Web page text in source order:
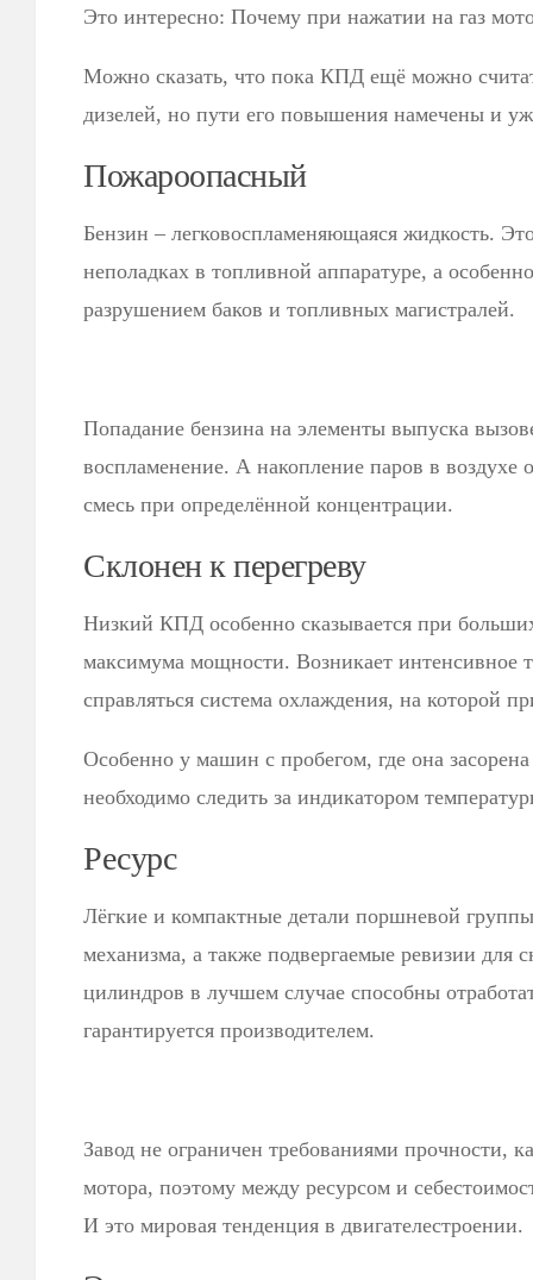
Это интересно: Почему при нажатии на газ
Можно сказать, что пока КПД ещё можно
дизелей, но пути его повышения намечены и
Пожароопасный
Бензин – легковоспламеняющаяся жидкость.
неполадках в топливной аппаратуре, а
разрушением баков и топливных магистралей.
Попадание бензина на элементы выпуска
воспламенение. А накопление паров в воздухе
смесь при определённой концентрации.
Склонен к перегреву
Низкий КПД особенно сказывается при
максимума мощности. Возникает интенсивное
справляться система охлаждения, на которой
Особенно у машин с пробегом, где она
необходимо следить за индикатором
Ресурс
Лёгкие и компактные детали поршневой
механизма, а также подвергаемые ревизии для
цилиндров в лучшем случае способны
гарантируется производителем.
Завод не ограничен требованиями прочности,
мотора, поэтому между ресурсом и
И это мировая тенденция в двигателестроении.